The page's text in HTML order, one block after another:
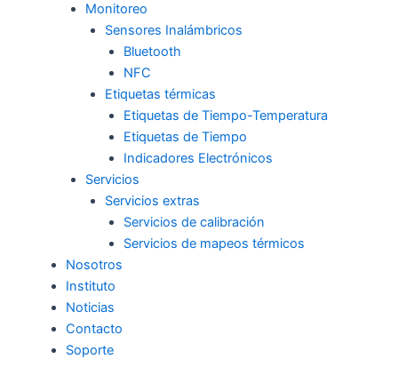
Monitoreo
Sensores Inalámbricos
Bluetooth
NFC
Etiquetas térmicas
Etiquetas de Tiempo-Temperatura
Etiquetas de Tiempo
Indicadores Electrónicos
Servicios
Servicios extras
Servicios de calibración
Servicios de mapeos térmicos
Nosotros
Instituto
Noticias
Contacto
Soporte